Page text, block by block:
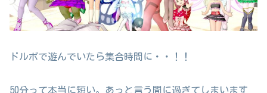
ドルボで遊んでいたら集合時間に・・！！
50分って本当に短い。あっと言う間に過ぎてしまいます